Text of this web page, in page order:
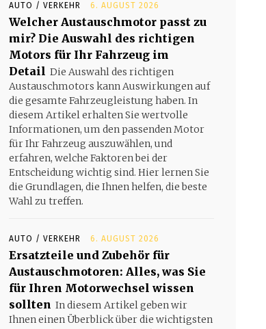
AUTO / VERKEHR 6. AUGUST 2026
Welcher Austauschmotor passt zu
mir? Die Auswahl des richtigen
Motors für Ihr Fahrzeug im
Detail Die Auswahl des richtigen
Austauschmotors kann Auswirkungen auf
die gesamte Fahrzeugleistung haben. In
diesem Artikel erhalten Sie wertvolle
Informationen, um den passenden Motor
für Ihr Fahrzeug auszuwählen, und
erfahren, welche Faktoren bei der
Entscheidung wichtig sind. Hier lernen Sie
die Grundlagen, die Ihnen helfen, die beste
Wahl zu treffen.
AUTO / VERKEHR 6. AUGUST 2026
Ersatzteile und Zubehör für
Austauschmotoren: Alles, was Sie
für Ihren Motorwechsel wissen
sollten In diesem Artikel geben wir
Ihnen einen Überblick über die wichtigsten